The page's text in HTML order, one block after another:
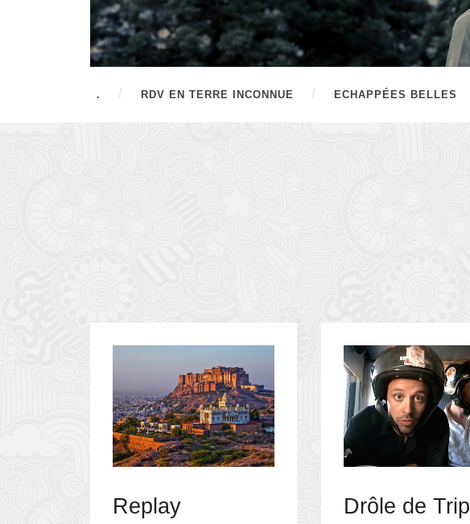
. RDV EN TERRE INCONNUE ECHAPPÉES BELLES
Replay
Drôle de Trip